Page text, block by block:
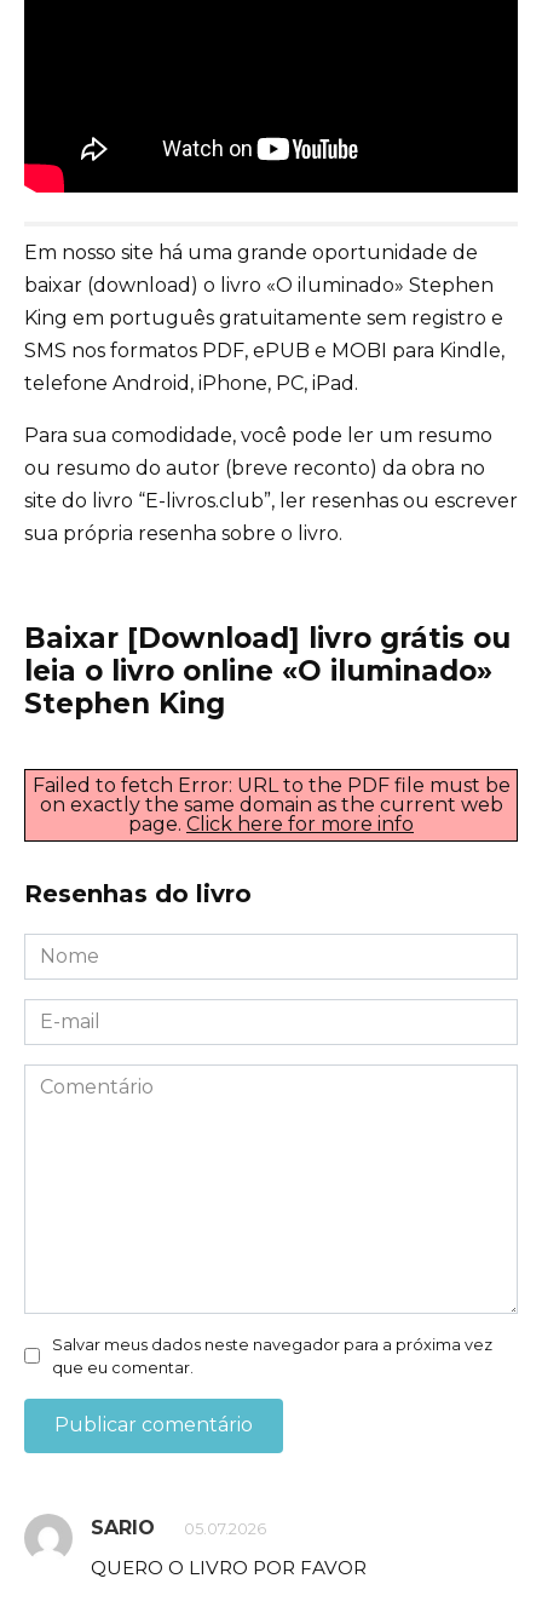
Em nosso site há uma grande oportunidade de
baixar (download) o livro «O iluminado» Stephen
King em português gratuitamente sem registro e
SMS nos formatos PDF, ePUB e MOBI para Kindle,
telefone Android, iPhone, PC, iPad.
Para sua comodidade, você pode ler um resumo
ou resumo do autor (breve reconto) da obra no
site do livro “E-livros.club”, ler resenhas ou escrever
sua própria resenha sobre o livro.
Baixar [Download] livro grátis ou
leia o livro online «O iluminado»
Stephen King
Failed to fetch Error: URL to the PDF file must be
on exactly the same domain as the current web
page. Click here for more info
Resenhas do livro
Nome
*
E-
mail
*Comentário
Salvar meus dados neste navegador para a próxima vez
que eu comentar.
SARIO 05.07.2026
QUERO O LIVRO POR FAVOR